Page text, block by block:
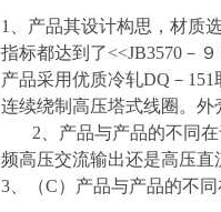
1、产品其设计构思，材质
指标都达到了<<JB3570－９
产品采用优质冷轧DQ－
连续绕制高压塔式线圈。外
2、产品与产品的不同在
频高压交流输出还是高压直
3、（C）产品与产品的不同